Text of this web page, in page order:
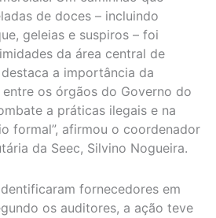
de doces – incluindo
geleias e suspiros – foi
da área central de
destaca a importância da
os órgãos do Governo do
a práticas ilegais e na
formal”, afirmou o coordenador
da Seec, Silvino Nogueira.
fornecedores em
os auditores, a ação teve